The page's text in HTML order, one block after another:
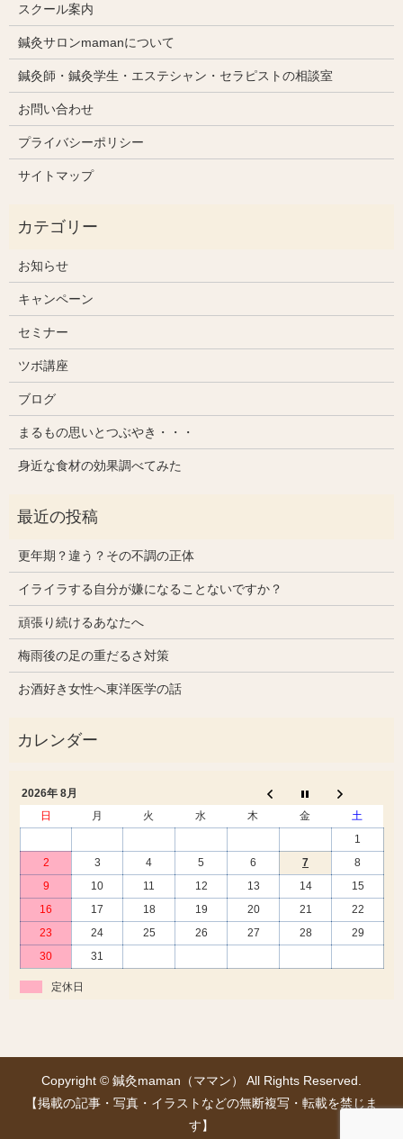
スクール案内
鍼灸サロンmamanについて
鍼灸師・鍼灸学生・エステシャン・セラピストの相談室
お問い合わせ
プライバシーポリシー
サイトマップ
お知らせ
キャンペーン
セミナー
ツボ講座
ブログ
まるもの思いとつぶやき・・・
身近な食材の効果調べてみた
更年期？違う？その不調の正体
イライラする自分が嫌になることないですか？
頑張り続けるあなたへ
梅雨後の足の重だるさ対策
お酒好き女性へ東洋医学の話
2026年 8月
日
月 火 水 木 金
土
1
2
3 4 5 6 7
8
9
10 11 12 13 14
15
16
17 18 19 20 21
22
23
24 25 26 27 28
29
30
31
定休日
Copyright © 鍼灸maman（ママン） All Rights Reserved.
【掲載の記事・写真・イラストなどの無断複写・転載を禁じま
す】